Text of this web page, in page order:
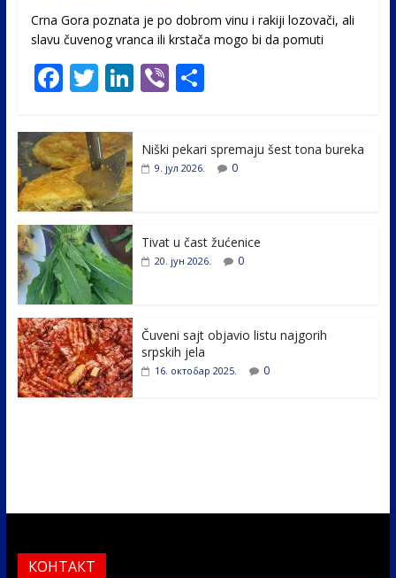
Crna Gora poznata je po dobrom vinu i rakiji lozovači, ali
slavu čuvenog vranca ili krstača mogo bi da pomuti
F
e
b
o
o
k
T
itt
er
Li
e
Vi
er
S
e
Niški pekari spremaju šest tona bureka
9. јул 2026. 0
Tivat u čast žućenice
20. јун 2026. 0
Čuveni sajt objavio listu najgorih
srpskih jela
16. октобар 2025. 0
КОНТАКТ